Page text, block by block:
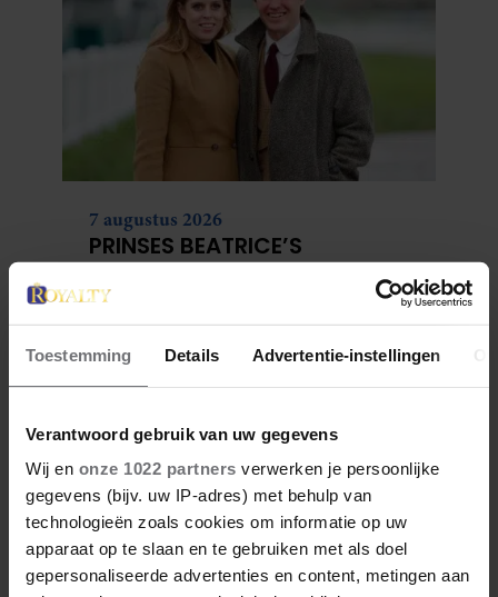
Toestemming Details Advertentie-instellingen
Verantwoord gebruik van uw gegevens
Wij en onze 1022 partners verwerken je persoonlijke
gegevens (bijv. uw IP-adres) met behulp van
technologieën zoals cookies om informatie op uw
apparaat op te slaan en te gebruiken met als doel
gepersonaliseerde advertenties en content, metingen aan
7 augustus 2026
PRINSES BEATRICE’S
ONTKENT
HUWELIJKSPROBLEMEN